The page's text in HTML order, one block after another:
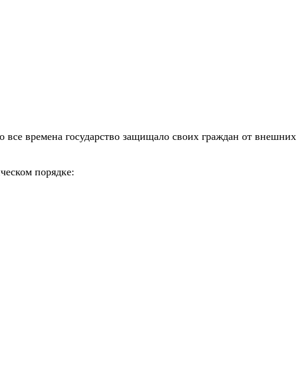
времена государство защищало своих граждан от внешних
порядке: